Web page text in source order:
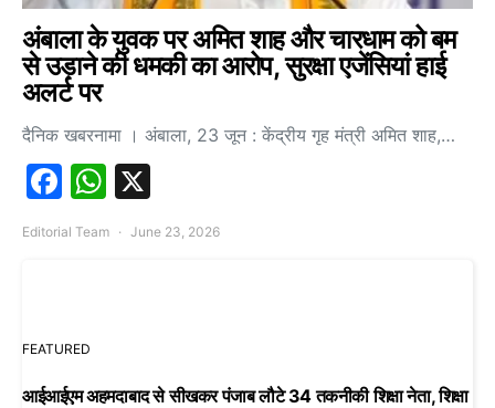
अंबाला के युवक पर अमित शाह और चारधाम को बम
से उड़ाने की धमकी का आरोप, सुरक्षा एजेंसियां हाई
अलर्ट पर
दैनिक खबरनामा । अंबाला, 23 जून : केंद्रीय गृह मंत्री अमित शाह,…
Facebook
WhatsApp
Editorial Team June 23, 2026
FEATURED
आईआईएम अहमदाबाद से सीखकर पंजाब लौटे 34 तकनीकी शिक्षा नेता, शिक्षा